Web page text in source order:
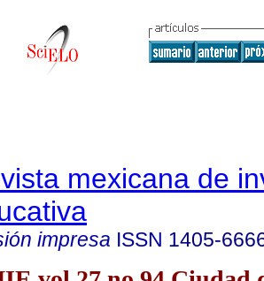
mexicana de
impresa ISSN 1405-